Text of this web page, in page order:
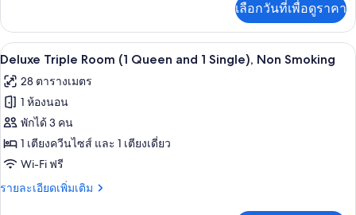
Non
Smoking
เกี่ยว
กับ
Deluxe
King
Bed,
Non
Smoking
เลือกวันที่เพื่อดูราคา
เปิด
ภาพถ่าย
ทั้งหมด
ของ
Deluxe
Triple
Room
(1
เครื่องนอนระดับพรีเมียม, เตียง Select
6
Deluxe Triple Room (1 Queen and 1 Single), Non Smoking
28 ตารางเมตร
1 ห้องนอน
พักได้ 3 คน
1 เตียงควีนไซส์ และ 1 เตียงเดี่ยว
Wi-Fi ฟรี
รายละเอียดเพิ่มเติม
ราย